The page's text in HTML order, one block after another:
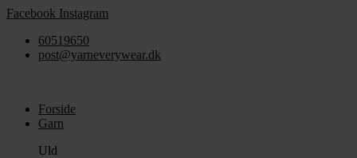
Videre
indhold
Facebook Instagram
60519650
post@yarneverywear.dk
Forside
Garn
Uld